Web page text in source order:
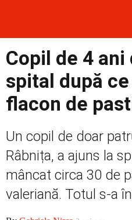
Prima
Politică
Externe
Copil de 4 ani
spital după
flacon de
Un copil de doar
Râbnița, a ajuns la
mâncat circa 30 de
valeriană. Totul s-a